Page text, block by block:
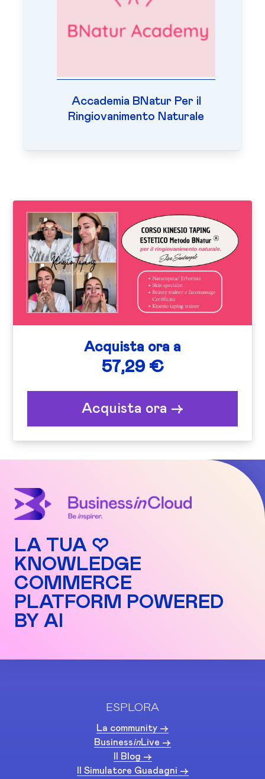
Accademia BNatur Per il
Ringiovanimento Naturale
Acquista ora a
57,29 €
Acquista ora ->
LA TUA ♡
KNOWLEDGE
COMMERCE
PLATFORM POWERED
BY AI
ESPLORA
La community ->
BusinessinLive ->
Il Blog ->
Il Simulatore Guadagni ->